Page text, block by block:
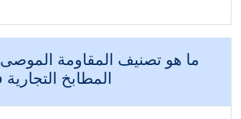
ما هو تصنيف المقاومة
المطابخ